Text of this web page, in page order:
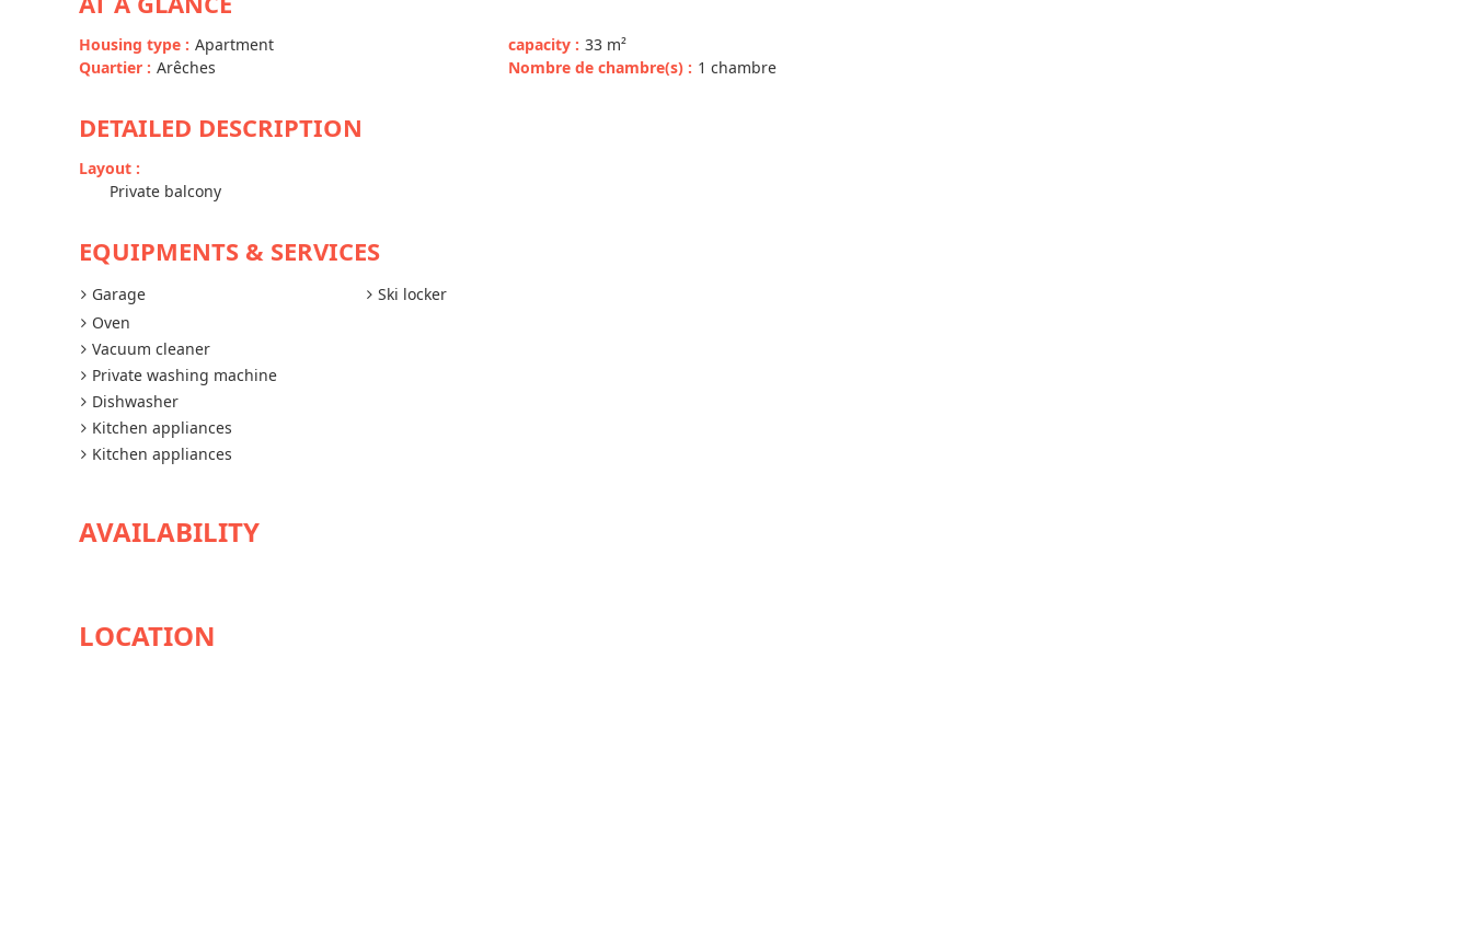
Housing type : Apartment
Quartier : Arêches
capacity : 33 m²
Nombre de chambre(s) : 1 chambre
DETAILED DESCRIPTION
Layout :
Private balcony
EQUIPMENTS & SERVICES
Garage
Oven
Vacuum cleaner
Private washing machine
Dishwasher
Kitchen appliances
Kitchen appliances
Ski locker
AVAILABILITY